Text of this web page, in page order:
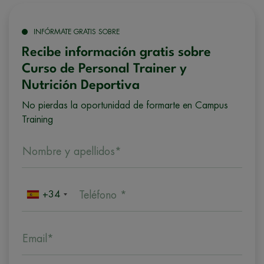
INFÓRMATE GRATIS SOBRE
Recibe información gratis sobre
Curso de Personal Trainer y
Nutrición Deportiva
No pierdas la oportunidad de formarte en Campus
Training
Nombre y apellidos*
+34 Teléfono *
Email*